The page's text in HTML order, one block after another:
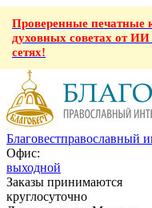
Проверенные печатные
духовных советах от
сетях!
Благовестправославный
Офис:
выходной
Заказы принимаются
круглосуточно